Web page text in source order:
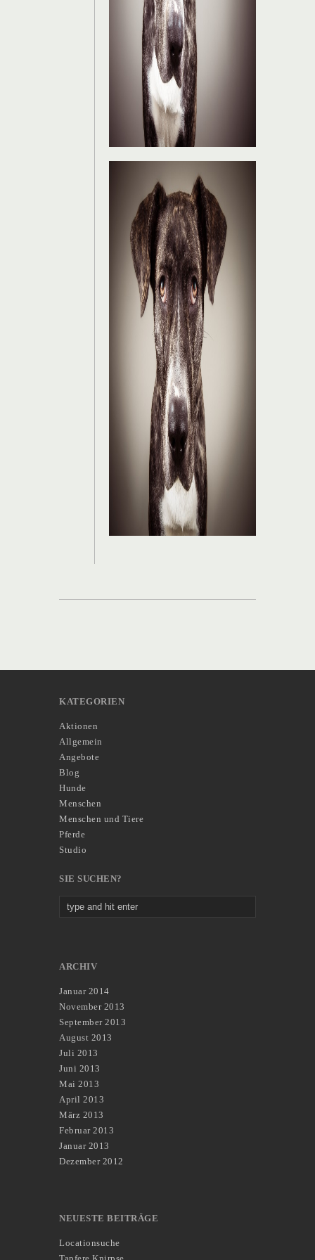
KATEGORIEN
Aktionen
Allgemein
Angebote
Blog
Hunde
Menschen
Menschen und Tiere
Pferde
Studio
SIE SUCHEN?
ARCHIV
Januar 2014
November 2013
September 2013
August 2013
Juli 2013
Juni 2013
Mai 2013
April 2013
März 2013
Februar 2013
Januar 2013
Dezember 2012
NEUESTE BEITRÄGE
Locationsuche